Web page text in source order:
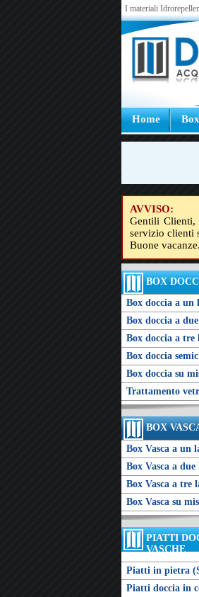
I materiali
Home
AVVISO:
Gentili Clienti,
servizio clienti
Buone vacanze.
BOX
Box doccia a un
Box doccia a
Box doccia a tre
Box doccia
Box doccia su
Trattamento
BOX
Box Vasca a un
Box Vasca a
Box Vasca a tre
Box Vasca su
PIATTI
VASCHE
Piatti in pietra
Piatti doccia in